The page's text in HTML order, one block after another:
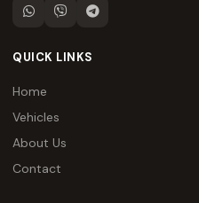
QUICK LINKS
Home
Vehicles
About Us
Contact